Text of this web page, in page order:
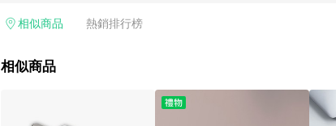
點回饋資格(4)需透過LINE購物前往並在同一瀏覽器於24小時內結帳才
相似商品 熱銷排行榜
相似商品